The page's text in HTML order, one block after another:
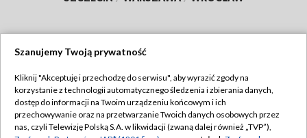
TVP
Abonament TVP
Regulamin TVP
Szanujemy Twoją prywatność
Kliknij "Akceptuję i przechodzę do serwisu", aby wyrazić zgody na
korzystanie z technologii automatycznego śledzenia i zbierania danych,
dostęp do informacji na Twoim urządzeniu końcowym i ich
przechowywanie oraz na przetwarzanie Twoich danych osobowych przez
nas, czyli Telewizję Polską S.A. w likwidacji (zwaną dalej również „TVP”),